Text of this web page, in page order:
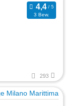
3 Bew.
293